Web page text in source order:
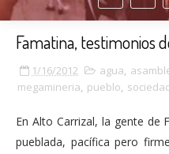
Famatina, testimonios
1/16/2012 agua,
megamineria, pueblo,
En Alto Carrizal, la gente de
pueblada, pacífica pero